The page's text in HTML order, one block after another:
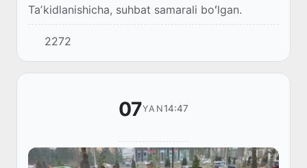
Taʼkidlanishicha, suhbat samarali boʻlgan.
2272
07YAN14:47